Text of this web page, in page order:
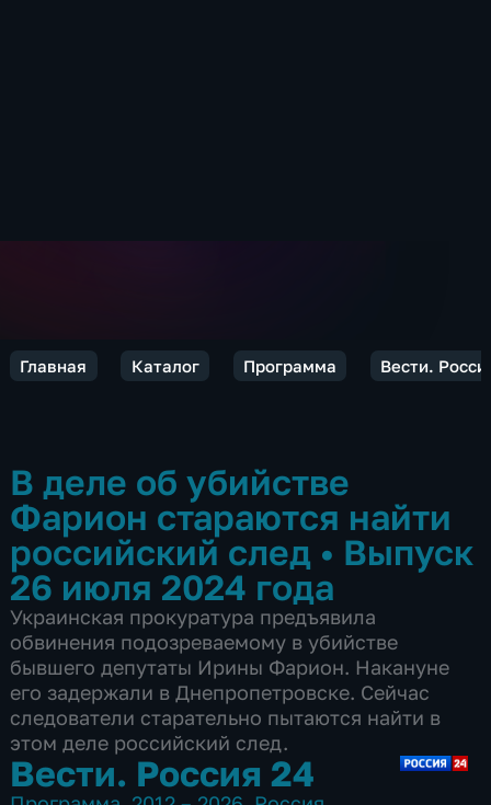
Главная Каталог Программа Вести.
В деле об убийстве
Фарион стараются найти
российский след • Выпуск
26 июля 2024 года
Украинская прокуратура предъявила
обвинения подозреваемому в убийстве
бывшего депутаты Ирины Фарион. Накануне
его задержали в Днепропетровске. Сейчас
следователи старательно пытаются найти в
этом деле российский след.
Вести. Россия 24